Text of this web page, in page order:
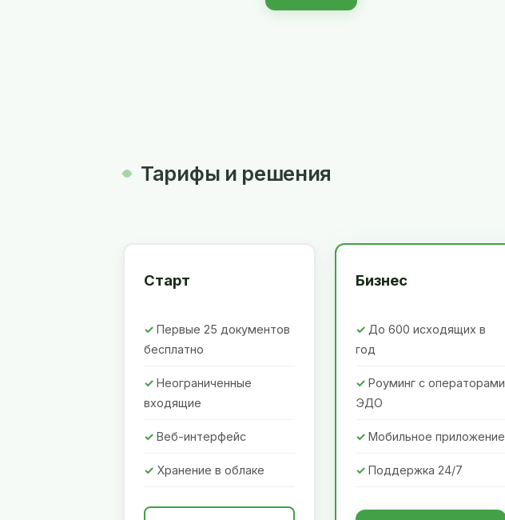
Тарифы и решения
Старт
Первые 25 документов
бесплатно
Неограниченные
входящие
Веб-интерфейс
Хранение в облаке
Бизнес
До 600 исходящих в
год
Роуминг с операторами
ЭДО
Мобильное приложение
Поддержка 24/7